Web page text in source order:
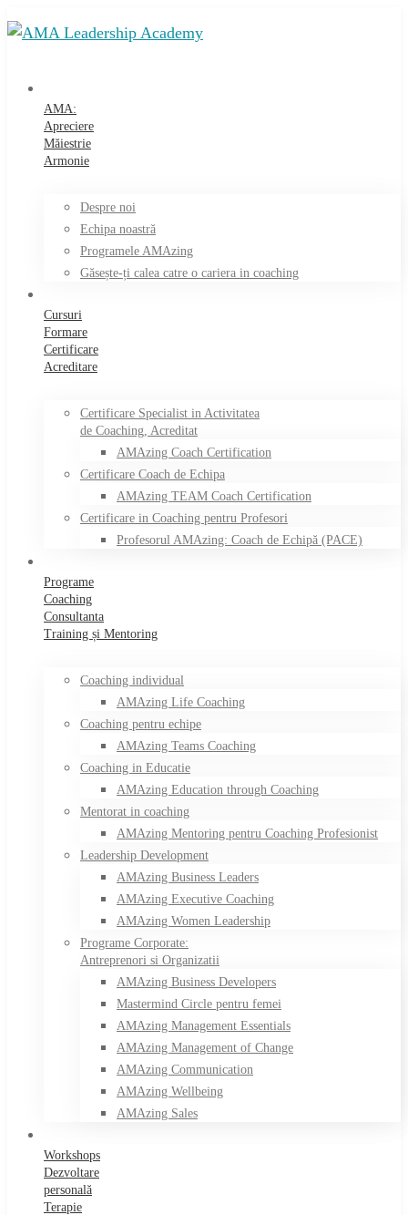
AMA:
Apreciere
Măiestrie
Armonie
Despre noi
Echipa noastră
Programele AMAzing
Găsește-ți calea catre o cariera in coaching
Cursuri
Formare
Certificare
Acreditare
Certificare Specialist in Activitatea
de Coaching, Acreditat
AMAzing Coach Certification
Certificare Coach de Echipa
AMAzing TEAM Coach Certification
Certificare in Coaching pentru Profesori
Profesorul AMAzing: Coach de Echipă (PACE)
Programe
Coaching
Consultanta
Training și Mentoring
Coaching individual
AMAzing Life Coaching
Coaching pentru echipe
AMAzing Teams Coaching
Coaching in Educatie
AMAzing Education through Coaching
Mentorat in coaching
AMAzing Mentoring pentru Coaching Profesionist
Leadership Development
AMAzing Business Leaders
AMAzing Executive Coaching
AMAzing Women Leadership
Programe Corporate:
Antreprenori si Organizatii
AMAzing Business Developers
Mastermind Circle pentru femei
AMAzing Management Essentials
AMAzing Management of Change
AMAzing Communication
AMAzing Wellbeing
AMAzing Sales
Workshops
Dezvoltare
personală
Terapie